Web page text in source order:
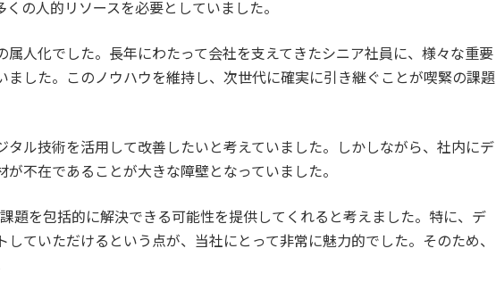
の人的リソースを必要としていました。
属人化でした。長年にわたって会社を支えてきたシニア社員に、様々な重要
ました。このノウハウを維持し、次世代に確実に引き継ぐことが喫緊の課題
タル技術を活用して改善したいと考えていました。しかしながら、社内にデ
不在であることが大きな障壁となっていました。
題を包括的に解決できる可能性を提供してくれると考えました。特に、デ
していただけるという点が、当社にとって非常に魅力的でした。そのため、